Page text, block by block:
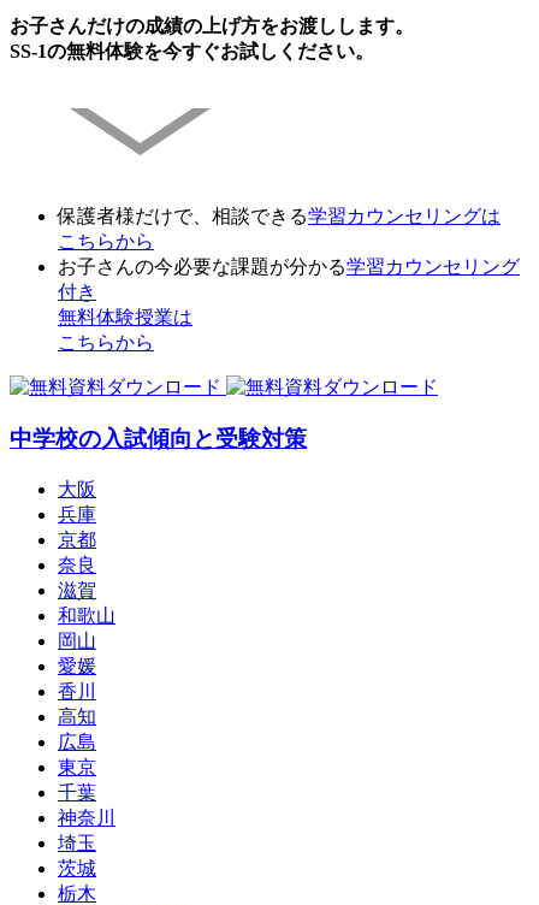
お子さんだけの成績の上げ方をお渡しします。
SS-1の無料体験を今すぐお試しください。
保護者様だけで、相談できる学習カウンセリングは
こちらから
お子さんの今必要な課題が分かる学習カウンセリング
付き
無料体験授業は
こちらから
中学校の入試傾向と受験対策
大阪
兵庫
京都
奈良
滋賀
和歌山
岡山
愛媛
香川
高知
広島
東京
千葉
神奈川
埼玉
茨城
栃木